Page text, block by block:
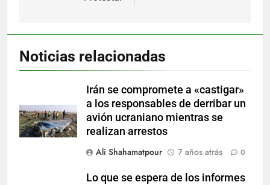
Noticias relacionadas
Irán se compromete a «castigar»
a los responsables de derribar un
avión ucraniano mientras se
realizan arrestos
Ali Shahamatpour
7 años atrás 0
Lo que se espera de los informes